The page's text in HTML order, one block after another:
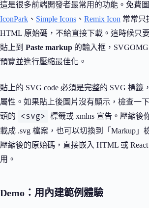
這是很多前端開發者最常用的功能。免費
IconPark 、 Simple Icons 、 Remix Icon 常常只
HTML 原始碼，不給直接下載。這時候只
貼上到 Paste markup 的輸入框，
預覽並進行壓縮最佳化。
貼上的 SVG code 必須是完整的 SVG 標籤
屬性。如果貼上後圖片沒有顯示，檢查一
頭的
<svg>
標籤或 xmlns 宣告。壓縮後
載成 .svg 檔案，也可以切換到「Markup」
壓縮後的原始碼，直接嵌入 HTML 或
用。
Demo：用內建範例體驗